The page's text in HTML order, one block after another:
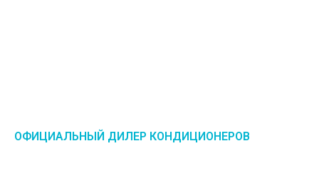
ОФИЦИАЛЬНЫЙ ДИЛЕР КОНДИЦИОНЕРОВ